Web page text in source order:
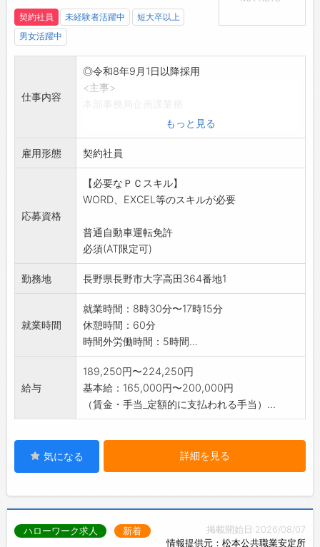
契約社員 未経験者活躍中
短大卒以上
男女活躍中
仕事内容
◎令和8年9月1日以降採用
<主事>
・人事・労務・研修、広報
・ザワメキサポートセンター
・修学資金等貸付事業 など
*面接により適性を踏まえて業務分担させていた
だきます。
*現在、求職中の方、または転職を希望されてい
面接の際に採用日についてご相談下さい。
【仕事の変更範囲:変更なし】
もっと見る
雇用形態 契約社員
応募資格
【必要なＰＣスキル】
WORD、EXCEL等のスキルが必要
普通自動車運転免許
必須(AT限定可)
勤務地 長野県長野市大字高田364番地1
就業時間
就業時間：8時30分〜17時15分
休憩時間：60分
時間外労働時間：5時間...
給与
189,250円〜224,250円
基本給：165,000円〜200,000円
（賃金・手当_定額的に支払われる手当）...
気になる 詳細を見る
掲載開始日:2026/08/07
情報提供元：松本公共職業安定所
ハローワーク求人 新着